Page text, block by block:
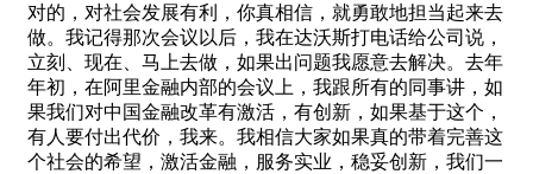
对的，对社会发展有利，你真相信，就勇敢地担当起来去
做。我记得那次会议以后，我在达沃斯打电话给公司说，
立刻、现在、马上去做，如果出问题我愿意去解决。去年
年初，在阿里金融内部的会议上，我跟所有的同事讲，如
果我们对中国金融改革有激活，有创新，如果基于这个，
有人要付出代价，我来。我相信大家如果真的带着完善这
个社会的希望，激活金融，服务实业，稳妥创新，我们一